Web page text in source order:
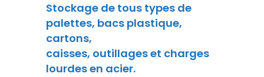
Stockage de tous types de
palettes, bacs plastique,
cartons,
caisses, outillages et charges
lourdes en acier.